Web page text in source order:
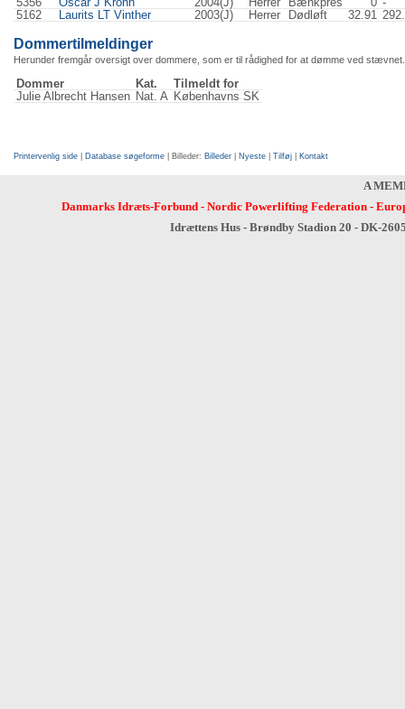
5162
Laurits LT Vinther 2003(J) Herrer Dødløft 32.91
Dommertilmeldinger
Herunder fremgår oversigt over dommere, som er til rådighed for at dømme ved
Dommer Kat.
Tilmeldt for
Julie Albrecht Hansen Nat. A Københavns SK
Printervenlig side Database søgeforme | Billeder: Billeder Nyeste Tilføj Kontakt
A
Danmarks Idræts-Forbund- Nordic Powerlifting Federation-
Idrættens Hus - Brøndby Stadion 20 - DK-